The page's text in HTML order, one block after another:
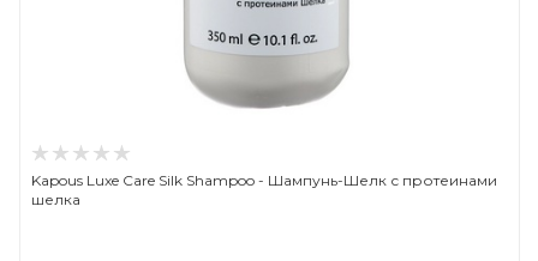
Kapous Luxe Care Silk Shampoo - Шампунь-Шелк с протеинами
шелка